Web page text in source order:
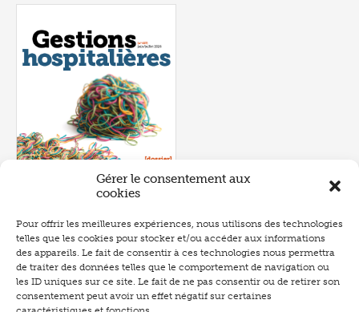
Gérer le consentement aux
cookies
Pour offrir les meilleures expériences, nous utilisons des technologies
telles que les cookies pour stocker et/ou accéder aux informations
des appareils. Le fait de consentir à ces technologies nous permettra
de traiter des données telles que le comportement de navigation ou
les ID uniques sur ce site. Le fait de ne pas consentir ou de retirer son
consentement peut avoir un effet négatif sur certaines
Numéro 657- juin 2026